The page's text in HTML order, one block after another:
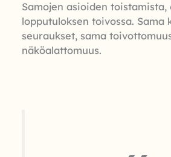
Samojen asioiden toistamista,
lopputuloksen toivossa. Sama
seuraukset, sama
näköalattomuus.